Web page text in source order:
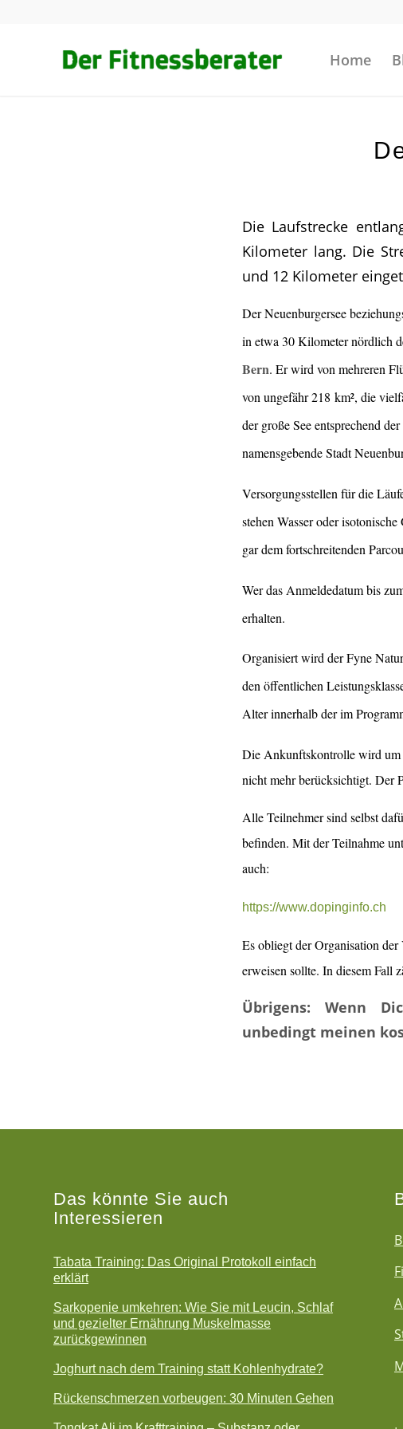
Home
Die Laufstrecke
Kilometer lang. Die
und 12 Kilometer
Der Neuenburgersee
in etwa 30 Kilometer nördlich
Bern. Er wird von mehreren
von ungefähr 218 km², die
der große See entsprechend
namensgebende Stadt
Versorgungsstellen für die
stehen Wasser oder
gar dem fortschreitenden
Wer das Anmeldedatum bis
erhalten.
Organisiert wird derFyne
den öffentlichen
Alter innerhalb der im
Die Ankunftskontrolle wird um
nicht mehr berücksichtigt. Der
Alle Teilnehmer sind selbst
befinden. Mit der Teilnahme
auch:
https://www.dopinginfo.ch
Es obliegt der Organisation
erweisen sollte. In diesem Fall
Übrigens: Wenn
unbedingt meinen
Das könnte Sie auch
Interessieren
Tabata Training: Das Original Protokoll einfach
erklärt
Sarkopenie umkehren: Wie Sie mit Leucin, Schlaf
und gezielter Ernährung Muskelmasse
zurückgewinnen
Joghurt nach dem Training statt Kohlenhydrate?
Rückenschmerzen vorbeugen: 30 Minuten Gehen